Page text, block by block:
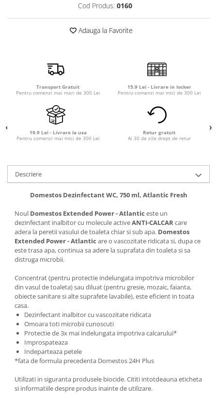
Cod Produs: 0160
Adauga la Favorite
Transport Gratuit
Pentru comenzi mai mari de 300 Lei
15.9 Lei - Livrare in locker
Pentru comenzi mai mici de 300 Lei
19.9 Lei - Livrare la usa
Pentru comenzi mai mici de 300 Lei
Retur gratuit
Ai 30 de zile drept de retur
Descriere
Domestos Dezinfectant WC, 750 ml, Atlantic Fresh
Noul Domestos Extended Power - Atlantic este un
dezinfectant inalbitor cu molecule activeANTI-CALCARcare
adera la peretii vasului de toaleta chiar si sub apa. Domestos
Extended Power - Atlantic are o vascozitate ridicata si, dupa ce
este trasa apa, continua sa adere la suprafata din toaleta si sa
distruga microbii.
Concentrat (pentru protectie indelungata impotriva microbilor
din vasul de toaleta) sau diluat (pentru gresie, mozaic, faianta,
obiecte sanitare si alte suprafete lavabile), este eficient in toata
casa.
Dezinfectant inalbitor cu vascozitate ridicata
Omoara toti microbii cunoscuti
Protectie de 3x mai indelungata impotriva calcarului*
Improspateaza
Indeparteaza petele
*fata de formula precedenta Domestos 24H Plus
Utilizati in siguranta produsele biocide. Cititi intotdeauna eticheta
si informatiile despre produs inainte de utilizare.